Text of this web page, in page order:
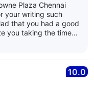
that you had a good
you taking the time
again. Have a lovely10.0